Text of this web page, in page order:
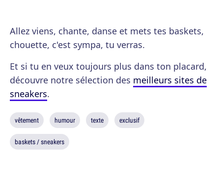
Allez viens, chante, danse et mets tes baskets,
chouette, c'est sympa, tu verras.
Et si tu en veux toujours plus dans ton placard,
découvre notre sélection des meilleurs sites de
sneakers.
vêtement humour texte exclusif
baskets / sneakers